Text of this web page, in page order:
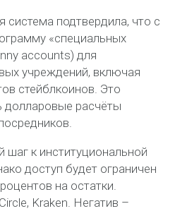
система подтвердила, что с
«специальных
accounts) для
учреждений, включая
стейблкоинов. Это
долларовые расчёты
к институциональной
доступ будет ограничен
на остатки.
Kraken. Негатив –